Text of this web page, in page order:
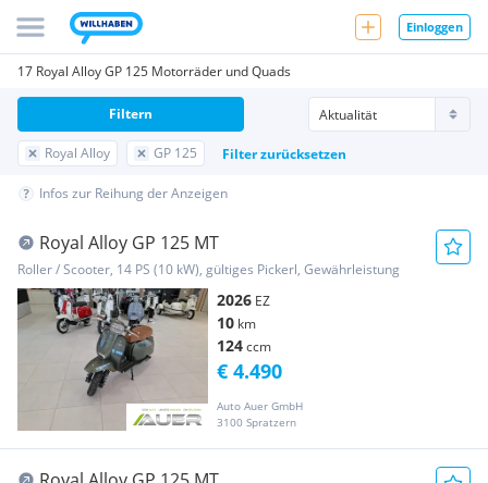
Einloggen
17 Royal Alloy GP 125 Motorräder und Quads
Royal Alloy GP 125 Filter zurücksetzen
Filtern
Infos zur Reihung der Anzeigen
Royal Alloy GP 125 MT
Roller / Scooter, 14 PS (10 kW), gültiges Pickerl, Gewährleistung
2026 EZ
10 km
124ccm
Auto Auer GmbH
3100 Spratzern
€ 4.490